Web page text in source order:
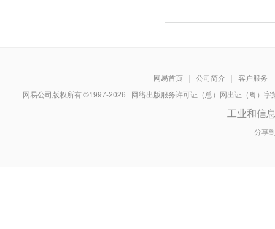
网易首页 | 公司简介 | 客户服务
|
网易公司版权所有 ©1997-2026 网络出版服务许可证（总）网出证（粤）
工业和信
分享